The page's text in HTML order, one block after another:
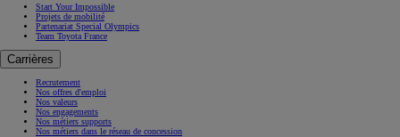
Start Your Impossible
Projets de mobilité
Partenariat Special Olympics
Team Toyota France
Carrières
Recrutement
Nos offres d'emploi
Nos valeurs
Nos engagements
Nos métiers supports
Nos métiers dans le réseau de concession